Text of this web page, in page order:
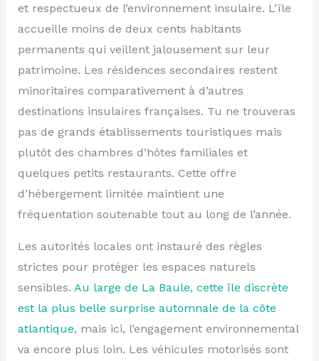
et respectueux de l’environnement insulaire. L’île
accueille moins de deux cents habitants
permanents qui veillent jalousement sur leur
patrimoine. Les résidences secondaires restent
minoritaires comparativement à d’autres
destinations insulaires françaises. Tu ne trouveras
pas de grands établissements touristiques mais
plutôt des chambres d’hôtes familiales et
quelques petits restaurants. Cette offre
d’hébergement limitée maintient une
fréquentation soutenable tout au long de l’année.
Les autorités locales ont instauré des règles
strictes pour protéger les espaces naturels
sensibles. Au large de La Baule, cette île discrète
est la plus belle surprise automnale de la côte
atlantique, mais ici, l’engagement environnemental
va encore plus loin. Les véhicules motorisés sont